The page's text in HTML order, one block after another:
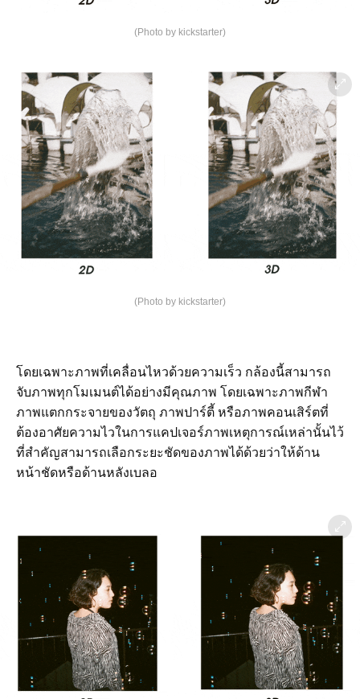
(Photo by kickstarter)
(Photo by kickstarter)
โดยเฉพาะภาพที่เคลื่อนไหวด้วยความเร็ว กล้องนี้สามารถ
จับภาพทุกโมเมนต์ได้อย่างมีคุณภาพ โดยเฉพาะภาพกีฬา
ภาพแตกกระจายของวัตถุ ภาพปาร์ตี้ หรือภาพคอนเสิร์ตที่
ต้องอาศัยความไวในการแคปเจอร์ภาพเหตุการณ์เหล่านั้นไว้
ที่สำคัญสามารถเลือกระยะชัดของภาพได้ด้วยว่าให้ด้าน
หน้าชัดหรือด้านหลังเบลอ